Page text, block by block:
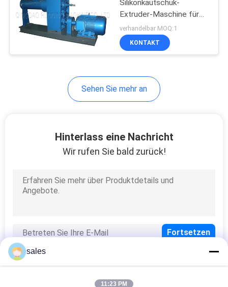
Silikonkautschuk-
Extruder-Maschine für
Schlauch und Draht
verhandelbar MOQ:1
KONTAKT
Sehen Sie mehr an
Hinterlass eine Nachricht
Wir rufen Sie bald zurück!
sales
11:23 PM